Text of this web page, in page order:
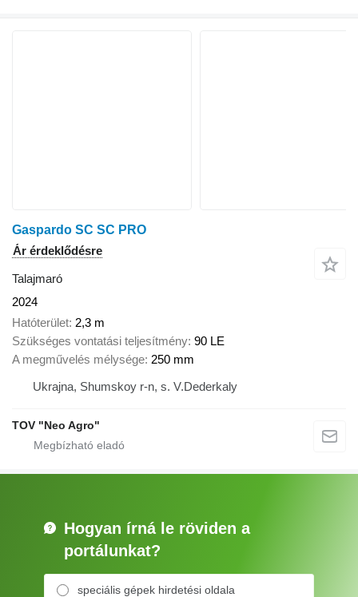
Gaspardo SC SC PRO
Ár érdeklődésre
Talajmaró
2024
Hatóterület 2,3 m
Szükséges vontatási teljesítmény 90 LE
A megművelés mélysége 250 mm
Ukrajna, Shumskoy r-n, s. V.Dederkaly
TOV "Neo Agro"
Hogyan írná le röviden a
portálunkat?
speciális gépek hirdetési oldala